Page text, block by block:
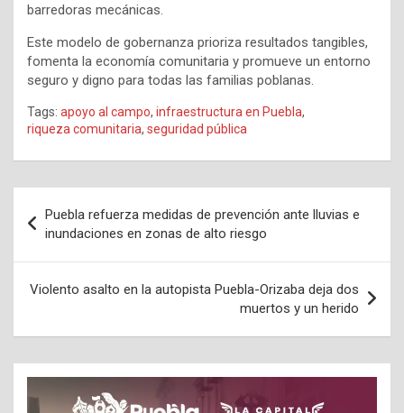
barredoras mecánicas.
Este modelo de gobernanza prioriza resultados tangibles,
fomenta la economía comunitaria y promueve un entorno
seguro y digno para todas las familias poblanas.
Tags: apoyo al campo, infraestructura en Puebla,
riqueza comunitaria, seguridad pública
de
entradas
Puebla refuerza medidas de prevención ante lluvias e
inundaciones en zonas de alto riesgo
Violento asalto en la autopista Puebla-Orizaba deja dos
muertos y un herido